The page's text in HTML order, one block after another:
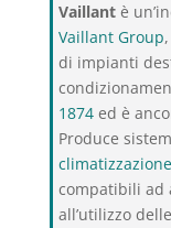
Vaillantè
Vaillant Group
di impianti
1874ed è
Produce
climatizzazione
compatibili ad
all’utilizzo delle